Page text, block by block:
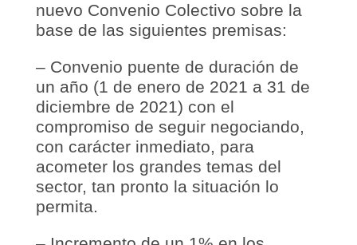
nuevo Convenio Colectivo sobre la
base de las siguientes premisas:
– Convenio puente de duración de
un año (1 de enero de 2021 a 31 de
diciembre de 2021) con el
compromiso de seguir negociando,
con carácter inmediato, para
acometer los grandes temas del
sector, tan pronto la situación lo
permita.